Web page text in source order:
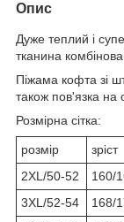
Опис
Дуже теплий і
тканина
Піжама кофта зі
також пов'язка на
Розмірна сітка:
розмір зріст
2XL/50-52
160/
3XL/52-54
168/